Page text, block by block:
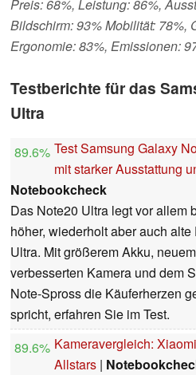
Preis: 68%, Leistung: 86%,
Bildschirm: 93% Mobilität: 78%,
Ergonomie: 83%, Emissionen:
Testberichte für das
Ultra
89.6% Test Samsung Galaxy
mit starker Ausstattung
Notebookcheck
Das Note20 Ultra legt vor allem
höher, wiederholt aber auch
Ultra. Mit größerem Akku,
verbesserten Kamera und dem
Note-Spross die Käuferherzen
spricht, erfahren Sie im Test.
89.6% Kameravergleich:
Allstars |